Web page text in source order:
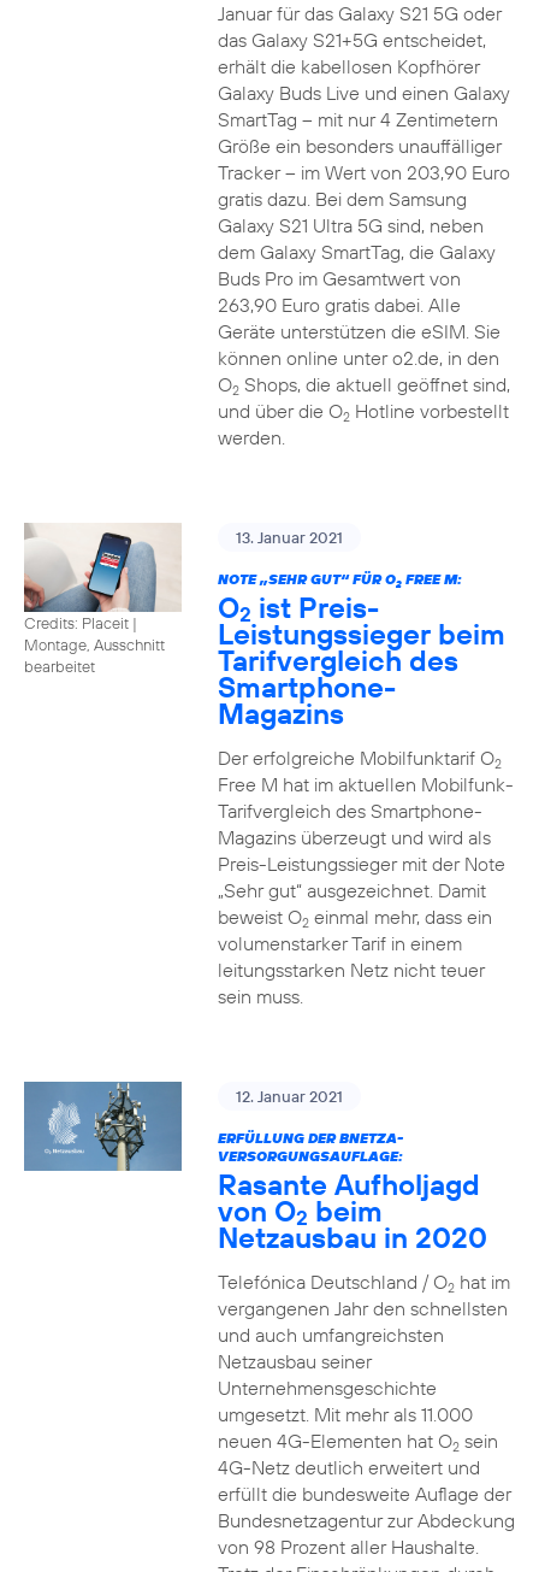
Januar für das Galaxy S21 5G oder
das Galaxy S21+5G entscheidet,
erhält die kabellosen Kopfhörer
Galaxy Buds Live und einen Galaxy
SmartTag – mit nur 4 Zentimetern
Größe ein besonders unauffälliger
Tracker – im Wert von 203,90 Euro
gratis dazu. Bei dem Samsung
Galaxy S21 Ultra 5G sind, neben
dem Galaxy SmartTag, die Galaxy
Buds Pro im Gesamtwert von
263,90 Euro gratis dabei. Alle
Geräte unterstützen die eSIM. Sie
können online unter o2.de, in den
O2Shops, die aktuell geöffnet sind,
und über die O2Hotline vorbestellt
werden.
Credits: Placeit |
Montage, Ausschnitt
bearbeitet
13. Januar 2021
NOTE „SEHR GUT“ FÜR O2FREE M:
O2 ist Preis-
Leistungssieger beim
Tarifvergleich des
Smartphone-
Magazins
Der erfolgreiche Mobilfunktarif O2
Free M hat im aktuellen Mobilfunk-
Tarifvergleich des Smartphone-
Magazins überzeugt und wird als
Preis-Leistungssieger mit der Note
„Sehr gut“ ausgezeichnet. Damit
beweist O2einmal mehr, dass ein
volumenstarker Tarif in einem
leitungsstarken Netz nicht teuer
sein muss.
12. Januar 2021
ERFÜLLUNG DER BNETZA-
VERSORGUNGSAUFLAGE:
Rasante Aufholjagd
von O2 beim
Netzausbau in 2020
Telefónica Deutschland / O2hat im
vergangenen Jahr den schnellsten
und auch umfangreichsten
Netzausbau seiner
Unternehmensgeschichte
umgesetzt. Mit mehr als 11.000
neuen 4G-Elementen hat O2sein
4G-Netz deutlich erweitert und
erfüllt die bundesweite Auflage der
Bundesnetzagentur zur Abdeckung
von 98 Prozent aller Haushalte.